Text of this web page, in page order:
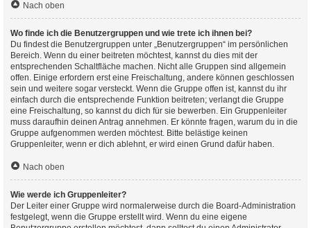
Nach oben
Wo finde ich die Benutzergruppen und wie trete ich ihnen bei?
Du findest die Benutzergruppen unter „Benutzergruppen“ im persönlichen
Bereich. Wenn du einer beitreten möchtest, kannst du dies mit der
entsprechenden Schaltfläche machen. Nicht alle Gruppen sind allgemein
offen. Einige erfordern erst eine Freischaltung, andere können geschlossen
sein und weitere sogar versteckt. Wenn die Gruppe offen ist, kannst du ihr
einfach durch die entsprechende Funktion beitreten; verlangt die Gruppe
eine Freischaltung, so kannst du dich für sie bewerben. Ein Gruppenleiter
muss daraufhin deinen Antrag annehmen. Er könnte fragen, warum du in die
Gruppe aufgenommen werden möchtest. Bitte belästige keinen
Gruppenleiter, wenn er dich ablehnt, er wird einen Grund dafür haben.
Nach oben
Wie werde ich Gruppenleiter?
Der Leiter einer Gruppe wird normalerweise durch die Board-Administration
festgelegt, wenn die Gruppe erstellt wird. Wenn du eine eigene